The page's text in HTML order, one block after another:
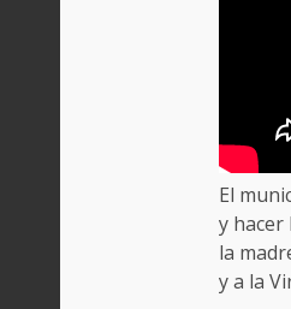
El
y hacer
la
y a la